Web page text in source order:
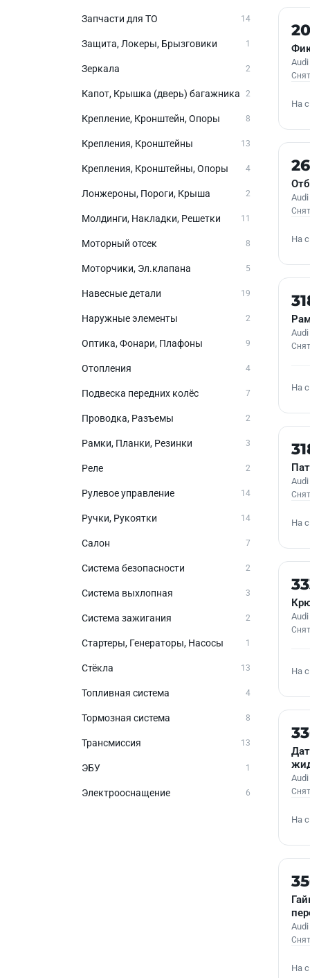
Запчасти для ТО 14
Защита, Локеры, Брызговики 1
Зеркала 2
Капот, Крышка (дверь) багажника 2
Крепление, Кронштейн, Опоры 8
Крепления, Кронштейны 13
Крепления, Кронштейны, Опоры 4
Лонжероны, Пороги, Крыша 2
Молдинги, Накладки, Решетки 11
Моторный отсек 8
Моторчики, Эл.клапана 5
Навесные детали 19
Наружные элементы 2
Оптика, Фонари, Плафоны 9
Отопления 4
Подвеска передних колёс 7
Проводка, Разъемы 2
Рамки, Планки, Резинки 3
Реле 2
Рулевое управление 14
Ручки, Рукоятки 14
Салон 7
Система безопасности 2
Система выхлопная 3
Система зажигания 2
Стартеры, Генераторы, Насосы 1
Стёкла 13
Топливная система 4
Тормозная система 8
Трансмиссия 13
ЭБУ 1
Электрооснащение 6
Б/У
На
Б/У
На
Б/У
На
Б/У
На
Б/У
На
Б/У
На
Б/У
На